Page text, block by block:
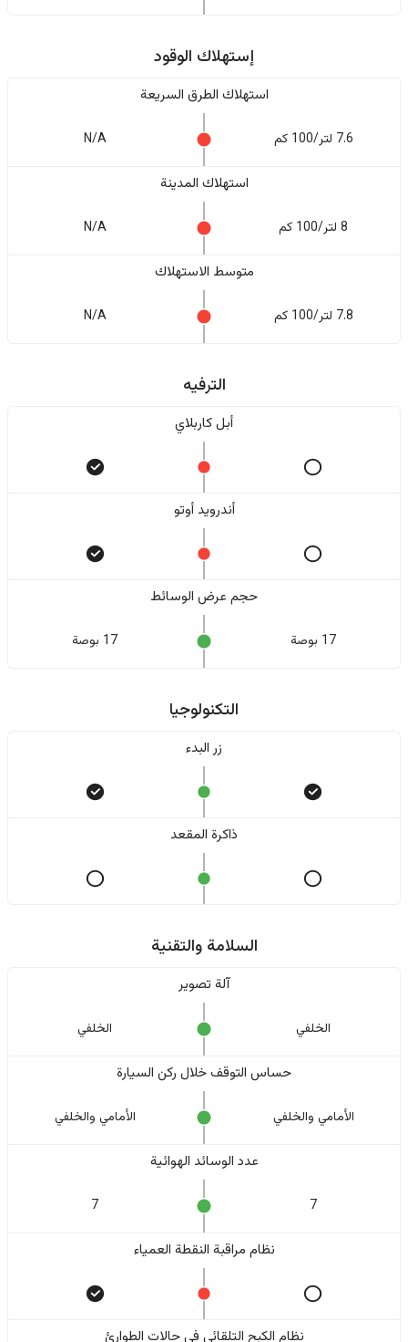
إستهلاك الوقود
استهلاك الطرق السريعة
7.6 لتر/100 كم N/A
استهلاك المدينة
8 لتر/100 كم N/A
متوسط الاستهلاك
7.8 لتر/100 كم N/A
الترفيه
أبل كاربلاي
أندرويد أوتو
حجم عرض الوسائط
17 بوصة 17 بوصة
التكنولوجيا
زر البدء
ذاكرة المقعد
السلامة والتقنية
آلة تصوير
الخلفي الخلفي
حساس التوقف خلال ركن السيارة
الأمامي والخلفي الأمامي والخلفي
عدد الوسائد الهوائية
7
7
نظام مراقبة النقطة العمياء
نظام الكبح التلقائي في حالات الطوارئ